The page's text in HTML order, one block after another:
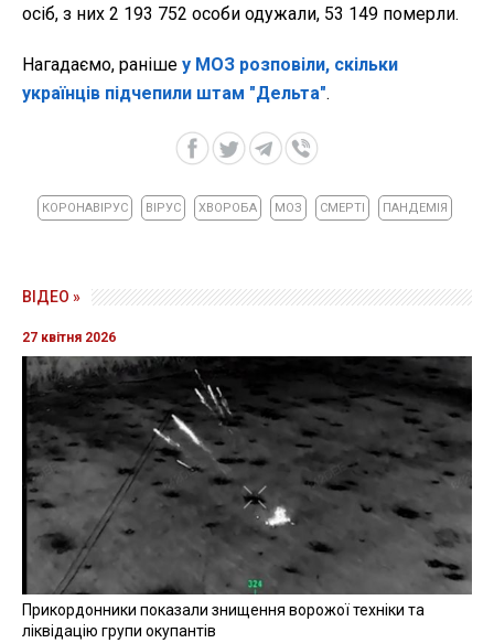
осіб, з них 2 193 752 особи одужали, 53 149 померли.
Нагадаємо, раніше у МОЗ розповіли, скільки
українців підчепили штам "Дельта".
КОРОНАВІРУС ВІРУС ХВОРОБА МОЗ СМЕРТІ ПАНДЕМІЯ
ВІДЕО »
27 квітня 2026
Прикордонники показали знищення ворожої техніки та
ліквідацію групи окупантів